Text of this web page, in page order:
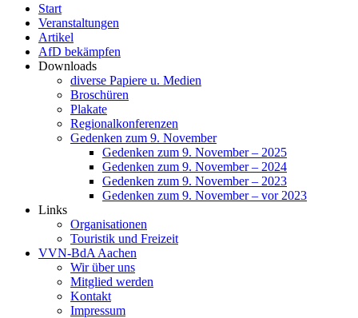
Start
Veranstaltungen
Artikel
AfD bekämpfen
Downloads
diverse Papiere u. Medien
Broschüren
Plakate
Regionalkonferenzen
Gedenken zum 9. November
Gedenken zum 9. November – 2025
Gedenken zum 9. November – 2024
Gedenken zum 9. November – 2023
Gedenken zum 9. November – vor 2023
Links
Organisationen
Touristik und Freizeit
VVN-BdA Aachen
Wir über uns
Mitglied werden
Kontakt
Impressum